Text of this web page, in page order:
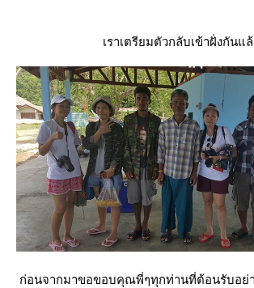
เราเตรียมตัวกลับเข้าฝั่งกันแ
ก่อนจากมาขอขอบคุณพี่ๆทุกท่านที่ต้อนรับอย่